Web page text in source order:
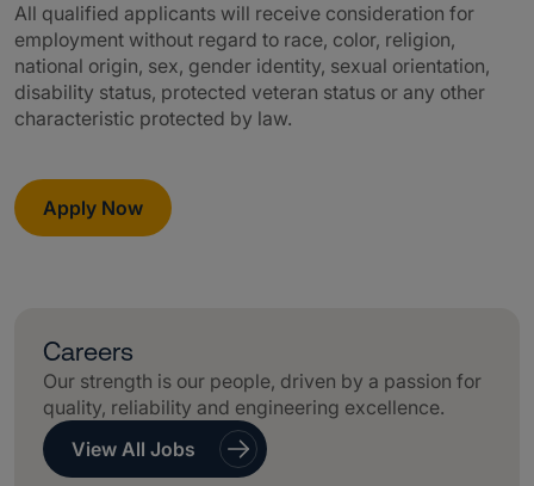
All qualified applicants will receive consideration for
employment without regard to race, color, religion,
national origin, sex, gender identity, sexual orientation,
disability status, protected veteran status or any other
characteristic protected by law.
Apply Now
Careers
Our strength is our people, driven by a passion for
quality, reliability and engineering excellence.
View All Jobs